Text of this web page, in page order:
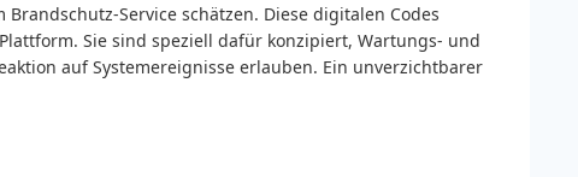
Service schätzen. Diese digitalen Codes
Sie sind speziell dafür konzipiert, Wartungs- und
auf Systemereignisse erlauben. Ein unverzichtbarer